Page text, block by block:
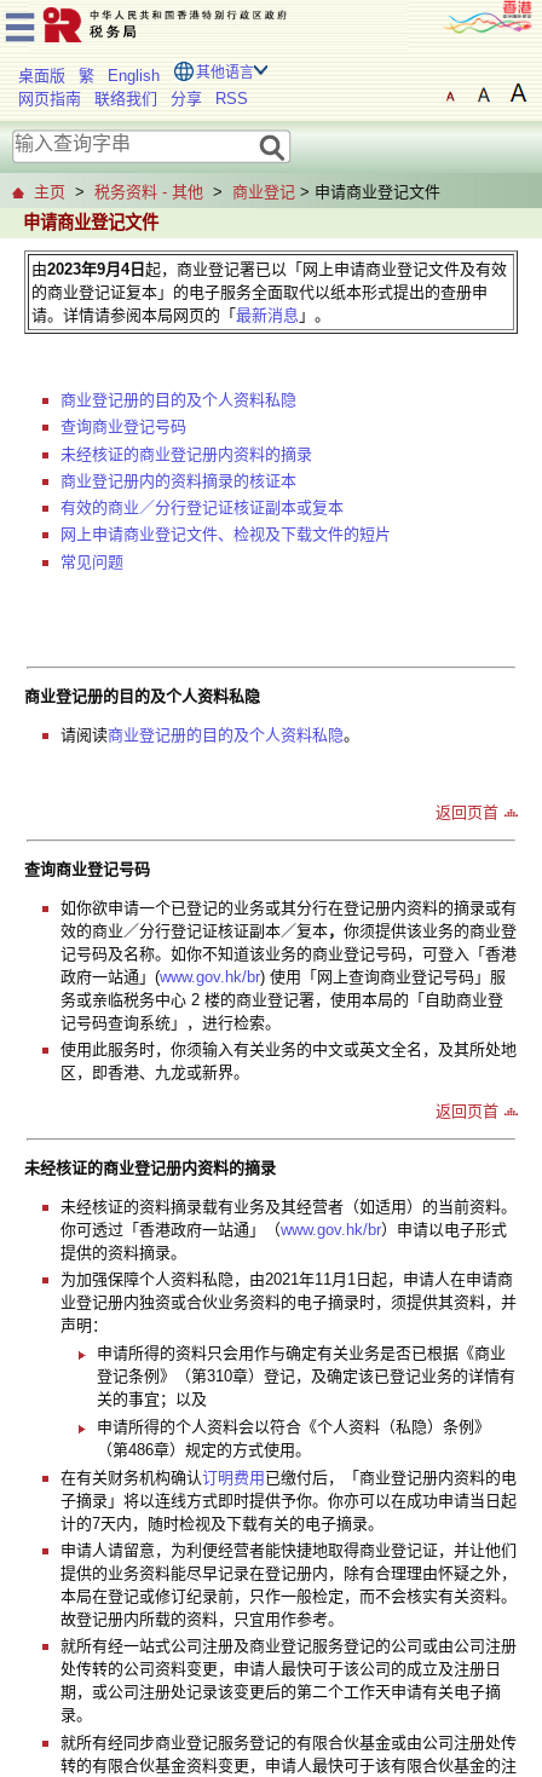
桌面版 繁 English 其他语言
网页指南 联络我们 分享 RSS
主页 > 税务资料 - 其他 > 商业登记 > 申请商业登记文件
申请商业登记文件
由2023年9月4日 起，商业登记署已以「网上申请商业登记文件及有效
的商业登记证复本」的电子服务全面取代以纸本形式提出的查册申
请。详情请参阅本局网页的「 最新消息 」。
商业登记册的目的及个人资料私隐
查询商业登记号码
未经核证的商业登记册内资料的摘录
商业登记册内的资料摘录的核证本
有效的商业／分行登记证核证副本或复本
网上申请商业登记文件、检视及下载文件的短片
常见问题
商业登记册的目的及个人资料私隐
请阅读商业登记册的目的及个人资料私隐。
返回页首
查询商业登记号码
如你欲申请一个已登记的业务或其分行在登记册内资料的摘录或有
效的商业／分行登记证核证副本／复本， 你须提供该业务的商业登
记号码及名称。如你不知道该业务的商业登记号码，可登入「香港
政府一站通」(www.gov.hk/br) 使用「网上查询商业登记号码」服
务或亲临税务中心 2 楼的商业登记署，使用本局的「自助商业登
记号码查询系统」，进行检索。
使用此服务时，你须输入有关业务的中文或英文全名，及其所处地
区，即香港、九龙或新界。
返回页首
未经核证的商业登记册内资料的摘录
未经核证的资料摘录载有业务及其经营者（如适用）的当前资料。
你可透过「香港政府一站通」（www.gov.hk/br）申请以电子形式
提供的资料摘录。
为加强保障个人资料私隐，由2021年11月1日起，申请人在申请商
业登记册内独资或合伙业务资料的电子摘录时，须提供其资料，并
声明：
申请所得的资料只会用作与确定有关业务是否已根据《商业
登记条例》（第310章）登记，及确定该已登记业务的详情有
关的事宜；以及
申请所得的个人资料会以符合《个人资料（私隐）条例》
（第486章）规定的方式使用。
在有关财务机构确认订明费用 已缴付后，「商业登记册内资料的电
子摘录」将以连线方式即时提供予你。你亦可以在成功申请当日起
计的7天内，随时检视及下载有关的电子摘录。
申请人请留意，为利便经营者能快捷地取得商业登记证，并让他们
提供的业务资料能尽早记录在登记册内，除有合理理由怀疑之外，
本局在登记或修订纪录前，只作一般检定，而不会核实有关资料。
故登记册内所载的资料，只宜用作参考。
就所有经一站式公司注册及商业登记服务登记的公司或由公司注册
处传转的公司资料变更，申请人最快可于该公司的成立及注册日
期，或公司注册处记录该变更后的第二个工作天申请有关电子摘
录。
就所有经同步商业登记服务登记的有限合伙基金或由公司注册处传
转的有限合伙基金资料变更，申请人最快可于该有限合伙基金的注